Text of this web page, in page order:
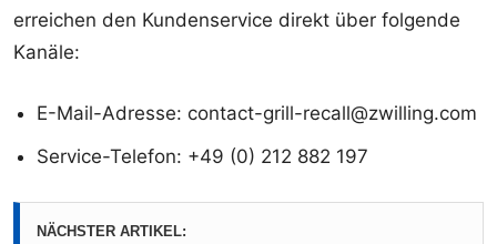
erreichen den Kundenservice direkt über folgende
Kanäle:
E-Mail-Adresse: contact-grill-recall@zwilling.com
Service-Telefon: +49 (0) 212 882 197
NÄCHSTER ARTIKEL: